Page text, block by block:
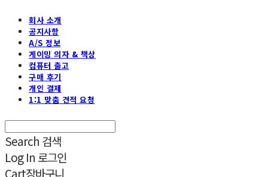
회사 소개
공지사항
A/S 정보
게이밍 의자 & 책상
컴퓨터 출고
구매 후기
개인 결제
1:1 맞춤 견적 요청
Search 검색
Log In 로그인
Cart장바구니